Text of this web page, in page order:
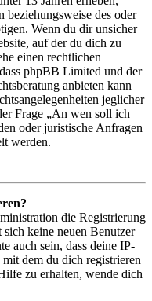
des oder
Wenn du dir unsicher
auf der du dich zu
einen rechtlichen
phpBB Limited und der
anbieten kann
jeglicher
Frage „An wen soll ich
oder juristische Anfragen
werden.
die Registrierung
sich keine neuen Benutzer
auch sein, dass deine IP-
dem du dich registrieren
zu erhalten, wende dich